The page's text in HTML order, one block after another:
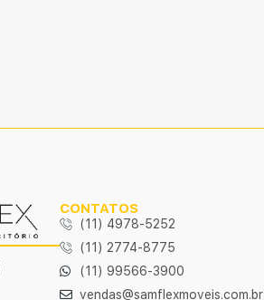
CONTATOS
(11) 4978-5252
(11) 2774-8775
(11) 99566-3900
vendas@samflexmoveis.com.br